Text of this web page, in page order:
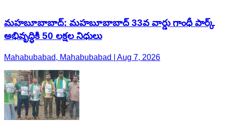
మహబూబాబాద్: మహబూబాబాద్ 33వ వార్డు గాంధీ పార్క్
అభివృద్ధికి 50 లక్షల నిధులు
Mahabubabad, Mahabubabad | Aug 7, 2026